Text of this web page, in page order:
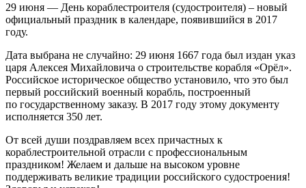
29 июня — День кораблестроителя (судостроителя) – новый
официальный праздник в календаре, появившийся в 2017
году.
Дата выбрана не случайно: 29 июня 1667 года был издан указ
царя Алексея Михайловича о строительстве корабля «Орёл».
Российское историческое общество установило, что это был
первый российский военный корабль, построенный
по государственному заказу. В 2017 году этому документу
исполняется 350 лет.
От всей души поздравляем всех причастных к
кораблестроительной отрасли с профессиональным
праздником! Желаем и дальше на высоком уровне
поддерживать великие традиции российского судостроения!